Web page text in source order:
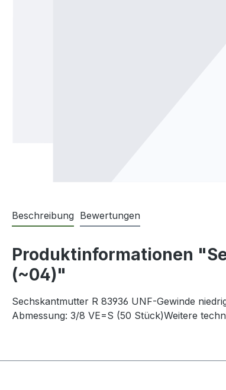
Beschreibung Bewertungen
Produktinformationen
(~04)"
Sechskantmutter R 83936 UNF-Gewinde
Abmessung: 3/8 VE=S (50 Stück)Weitere